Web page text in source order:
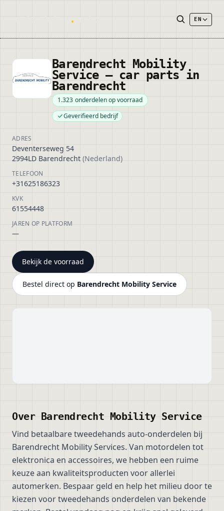
onderdelen . autos EN
Barendrecht Mobility
Service — car parts in
Barendrecht
1.323 onderdelen op voorraad
Geverifieerd bedrijf
ADRES
Deventerseweg 54
2994LD Barendrecht (Nederland)
TELEFOON
+31625186323
KVK
61554448
JAREN OP PLATFORM
—
Bekijk de voorraad
Bestel direct op Barendrecht Mobility Service
Over Barendrecht Mobility Service
Vind betaalbare tweedehands auto-onderdelen bij
Barendrecht Mobility Services. Van motordelen tot
elektronica en accessoires, we hebben een ruime
keuze aan kwaliteitsproducten voor allerlei
automerken. Bespaar geld en help het milieu door te
kiezen voor tweedehands onderdelen van bekende